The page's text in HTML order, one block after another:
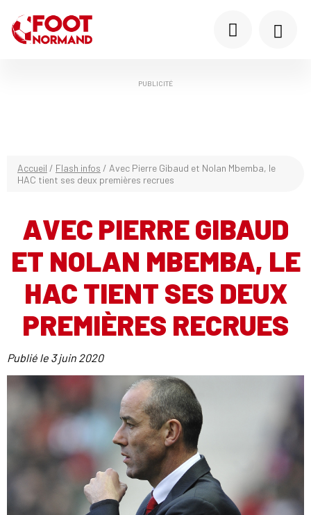
PUBLICITÉ
Accueil / Flash infos / Avec Pierre Gibaud et Nolan Mbemba, le
HAC tient ses deux premières recrues
AVEC PIERRE GIBAUD
ET NOLAN MBEMBA, LE
HAC TIENT SES DEUX
PREMIÈRES RECRUES
Publié le 3 juin 2020